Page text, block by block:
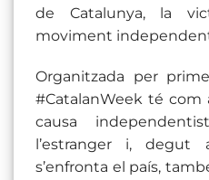
de Catalunya, la
moviment
Organitzada per
#CatalanWeek té
causa
l’estranger i,
s’enfronta el país,